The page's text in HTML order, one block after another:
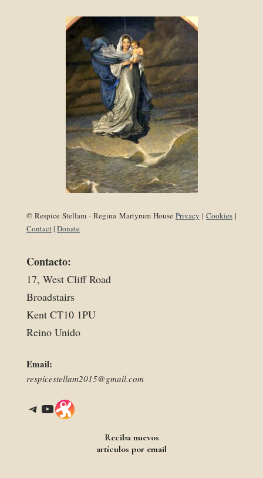
© Respice Stellam - Regina Martyrum House Privacy | Cookies|
Contact| Donate
Contacto:
17, West Cliff Road
Broadstairs
Kent CT10 1PU
Reino Unido
Email:
respicestellam2015@gmail.com
Telegram YouTube Link
Reciba nuevos
artículos por email